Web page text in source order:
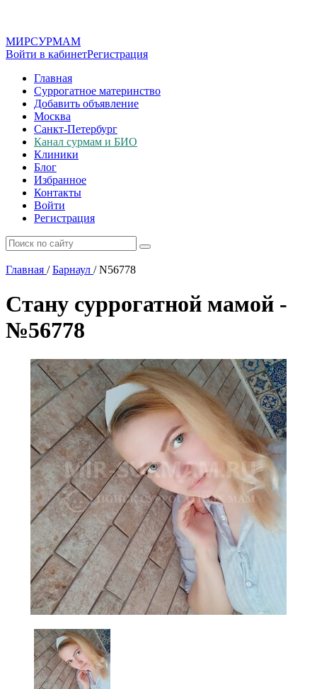
МИРСУРМАМ
Войти в кабинетРегистрация
Главная
Суррогатное материнство
Добавить объявление
Москва
Санкт-Петербург
Канал сурмам и БИО
Клиники
Блог
Избранное
Контакты
Войти
Регистрация
Главная / Барнаул /N56778
Стану суррогатной мамой -
№56778